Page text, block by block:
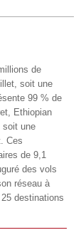
de
soit une
99 % de
Ethiopian
soit une
Ces
de 9,1
des vols
réseau à
destinations